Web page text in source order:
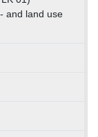
and land use